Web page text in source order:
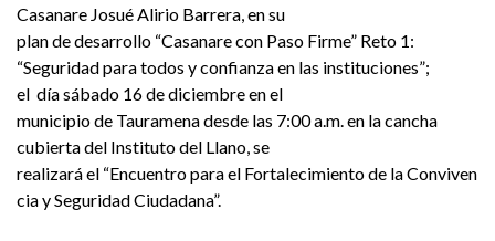
Casanare Josué Alirio Barrera, en su
plan de desarrollo “Casanare con Paso Firme” Reto 1:
“Seguridad para todos y confianza en las instituciones”;
el día sábado 16 de diciembre en el
municipio de Tauramena desde las 7:00 a.m. en la cancha
cubierta del Instituto del Llano, se
realizará el “Encuentro para el Fortalecimiento de la Conviven
cia y Seguridad Ciudadana”.